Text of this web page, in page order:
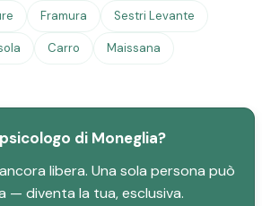
Framura Sestri Levante
Carro Maissana
di Moneglia?
libera. Una sola persona può
— diventa la tua, esclusiva.